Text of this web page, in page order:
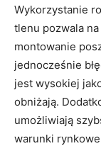
Wykorzystanie
tlenu pozwala⁢
montowanie‍
jednocześnie
jest wysokiej
obniżają.
umożliwiają
warunki